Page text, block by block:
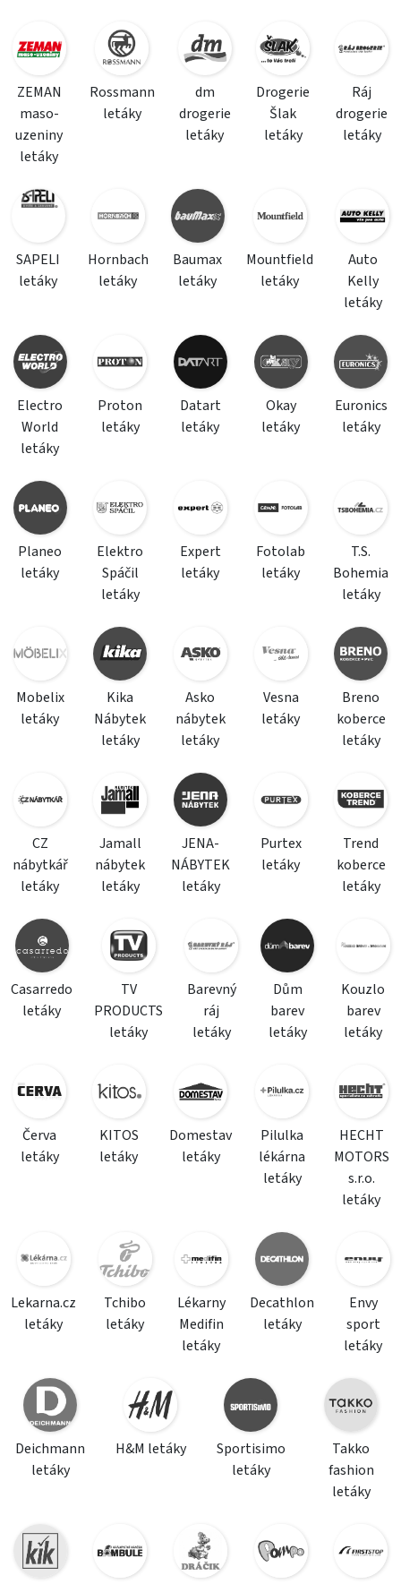
ZEMAN
maso-
uzeniny
letáky
Rossmann
letáky
dm
drogerie
letáky
Drogerie
Šlak
letáky
Ráj
drogerie
letáky
SAPELI
letáky
Hornbach
letáky
Baumax
letáky
Mountfield
letáky
Auto
Kelly
letáky
Electro
World
letáky
Proton
letáky
Datart
letáky
Okay
letáky
Euronics
letáky
Planeo
letáky
Elektro
Spáčil
letáky
Expert
letáky
Fotolab
letáky
T.S.
Bohemia
letáky
Mobelix
letáky
Kika
Nábytek
letáky
Asko
nábytek
letáky
Vesna
letáky
Breno
koberce
letáky
CZ
nábytkář
letáky
Jamall
nábytek
letáky
JENA-
NÁBYTEK
letáky
Purtex
letáky
Trend
koberce
letáky
Casarredo
letáky
TV
PRODUCTS
letáky
Barevný
ráj
letáky
Dům
barev
letáky
Kouzlo
barev
letáky
Červa
letáky
KITOS
letáky
Domestav
letáky
Pilulka
lékárna
letáky
HECHT
MOTORS
s.r.o.
letáky
Lekarna.cz
letáky
Tchibo
letáky
Lékarny
Medifin
letáky
Decathlon
letáky
Envy
sport
letáky
Deichmann
letáky
H&M letáky
Sportisimo
letáky
Takko
fashion
letáky